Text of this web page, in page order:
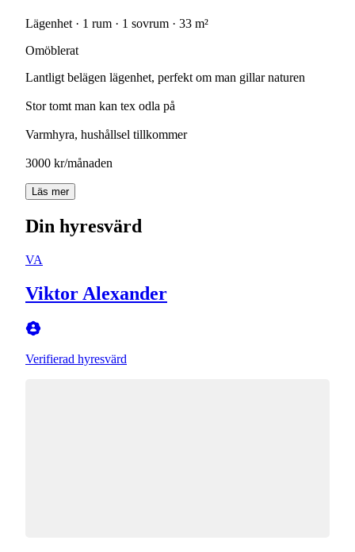
Lägenhet · 1 rum · 1 sovrum · 33 m²
Omöblerat
Lantligt belägen lägenhet, perfekt om man gillar naturen
Stor tomt man kan tex odla på
Varmhyra, hushållsel tillkommer
3000 kr/månaden
Läs mer
Din hyresvärd
VA
Viktor Alexander
Verifierad hyresvärd